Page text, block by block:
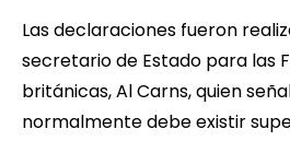
Las declaraciones fueron
secretario de Estado para las
británicas, Al Carns, quien
normalmente debe existir